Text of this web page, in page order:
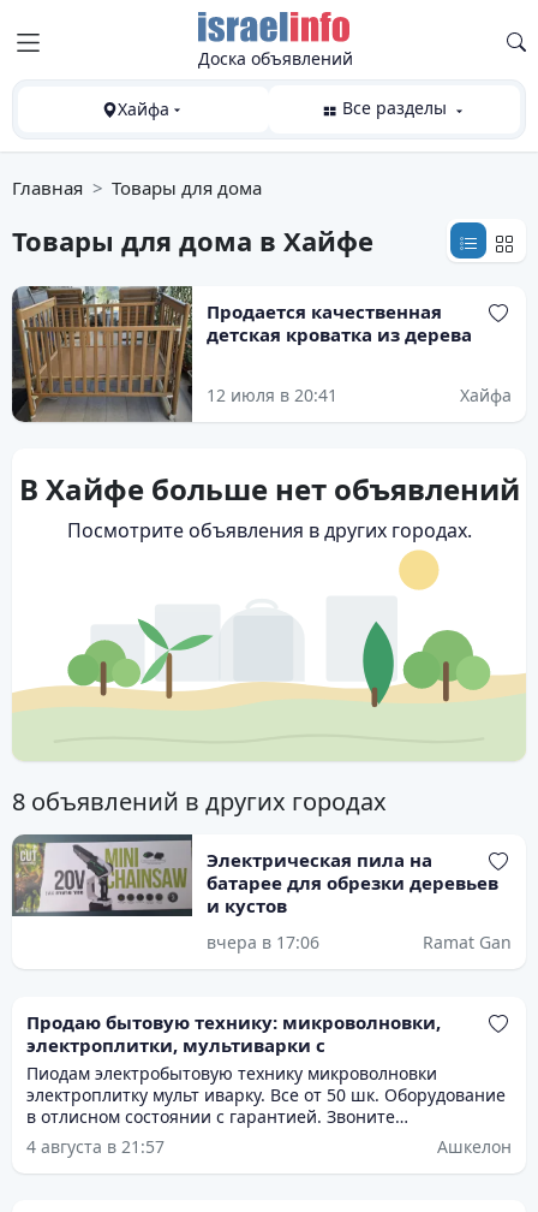
Доска объявлений
Хайфа Все разделы
Главная Товары для дома
Товары для дома в Хайфе
Продается качественная
детская кроватка из дерева
12 июля в 20:41 Хайфа
В Хайфе больше нет объявлений
Посмотрите объявления в других городах.
8 объявлений в других городах
Электрическая пила на
батарее для обрезки деревьев
и кустов
вчера в 17:06 Ramat Gan
Продаю бытовую технику: микроволновки,
электроплитки, мультиварки с
Пиодам электробытовую технику микроволновки
электроплитку мульт иварку. Все от 50 шк. Оборудование
в отлисном состоянии с гарантией. Звоните
договоримсч. Есть выбор.
4 августа в 21:57 Ашкелон